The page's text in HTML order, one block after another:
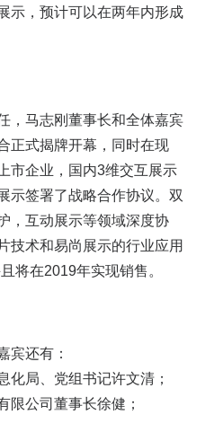
示，预计可以在两年内形成
，马志刚董事长和全体嘉宾
正式揭牌开幕，同时在现
市企业，国内3维交互展示
示签署了战略合作协议。双
，互动展示等领域深度协
技术和易尚展示的行业应用
将在2019年实现销售。
宾还有：
化局、党组书记许文清；
限公司董事长徐健；